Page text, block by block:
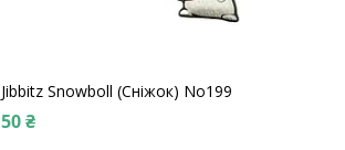
Jibbitz Snowboll (Сніжок) No199
50 ₴